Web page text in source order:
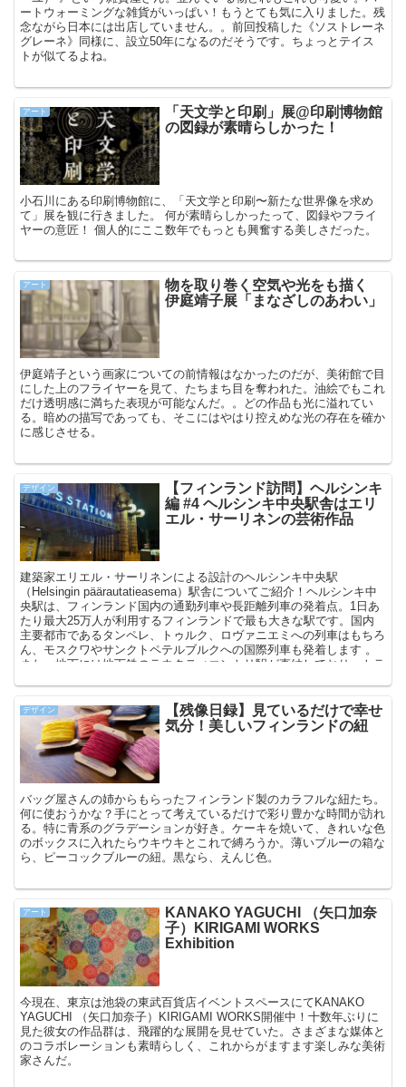
ートウォーミングな雑貨がいっぱい！もうとても気に入りました。残
念ながら日本には出店していません。。前回投稿した《ソストレーネ
グレーネ》同様に、設立50年になるのだそうです。ちょっとテイス
トが似てるよね。
アート
「天文学と印刷」展@印刷博物館
の図録が素晴らしかった！
小石川にある印刷博物館に、「天文学と印刷〜新たな世界像を求め
て」展を観に行きました。 何が素晴らしかったって、図録やフライ
ヤーの意匠！ 個人的にここ数年でもっとも興奮する美しさだった。
アート
物を取り巻く空気や光をも描く
伊庭靖子展「まなざしのあわい」
伊庭靖子という画家についての前情報はなかったのだが、美術館で目
にした上のフライヤーを見て、たちまち目を奪われた。油絵でもこれ
だけ透明感に満ちた表現が可能なんだ。。どの作品も光に溢れてい
る。暗めの描写であっても、そこにはやはり控えめな光の存在を確か
に感じさせる。
デザイン
【フィンランド訪問】ヘルシンキ
編 #4 ヘルシンキ中央駅舎はエリ
エル・サーリネンの芸術作品
建築家エリエル・サーリネンによる設計のヘルシンキ中央駅
（Helsingin päärautatieasema）駅舎についてご紹介！ヘルシンキ中
央駅は、フィンランド国内の通勤列車や長距離列車の発着点。1日あ
たり最大25万人が利用するフィンランドで最も大きな駅です。国内
主要都市であるタンペレ、トゥルク、ロヴァニエミへの列車はもちろ
ん、モスクワやサンクトペテルブルクへの国際列車も発着します 。
また、地下には地下鉄のラウタティエントリ駅が直結しており、トラ
デザイン
【残像日録】見ているだけで幸せ
気分！美しいフィンランドの紐
バッグ屋さんの姉からもらったフィンランド製のカラフルな紐たち。
何に使おうかな？手にとって考えているだけで彩り豊かな時間が訪れ
る。特に青系のグラデーションが好き。ケーキを焼いて、きれいな色
のボックスに入れたらウキウキとこれで縛ろうか。薄いブルーの箱な
ら、ピーコックブルーの紐。黒なら、えんじ色。
アート
KANAKO YAGUCHI （矢口加奈
子）KIRIGAMI WORKS
Exhibition
今現在、東京は池袋の東武百貨店イベントスペースにてKANAKO
YAGUCHI （矢口加奈子）KIRIGAMI WORKS開催中！十数年ぶりに
見た彼女の作品群は、飛躍的な展開を見せていた。さまざまな媒体と
のコラボレーションも素晴らしく、これからがますます楽しみな美術
家さんだ。